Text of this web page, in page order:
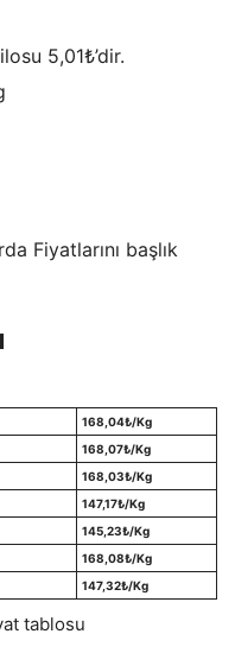
5,01₺’dir.
Fiyatlarını başlık
168,04₺/Kg
168,07₺/Kg
168,03₺/Kg
147,17₺/Kg
145,23₺/Kg
168,08₺/Kg
147,32₺/Kg
tablosu